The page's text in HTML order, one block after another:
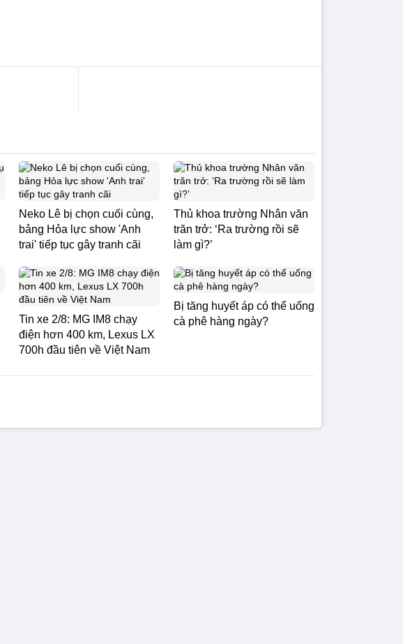
Neko Lê bị chọn cuối cùng,
bảng Hỏa lực show 'Anh
trai' tiếp tục gây tranh cãi
Thủ khoa trường Nhân văn
trăn trở: ‘Ra trường rồi sẽ
làm gì?’
Tin xe 2/8: MG IM8 chạy
điện hơn 400 km, Lexus LX
700h đầu tiên về Việt Nam
Bị tăng huyết áp có thể uống
cà phê hàng ngày?